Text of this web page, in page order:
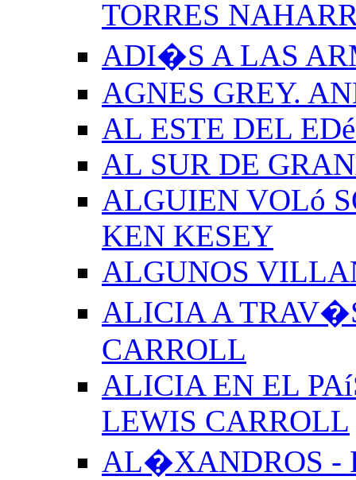
TORRES
ADI�S A LAS
AGNES GREY.
AL ESTE DEL
AL SUR DE
ALGUIEN VOLó
KEN KESEY
ALGUNOS
ALICIA A
CARROLL
ALICIA EN EL
LEWIS CARROLL
AL�XANDROS -